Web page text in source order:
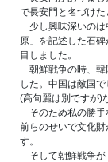
で長安門と名づけた
少し興味深いのは
原」を記述した石
目しました。
朝鮮戦争の時、韓
した。中国は敵国
(高句麗は別ですが)
そのため私の勝手
前らのせいで文化
す。
そして朝鮮戦争が